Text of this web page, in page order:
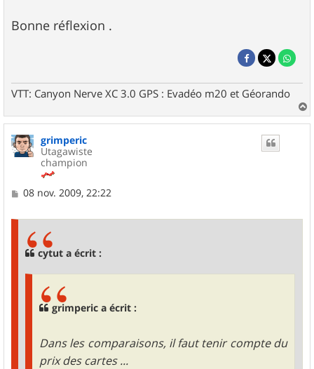
Bonne réflexion .
VTT: Canyon Nerve XC 3.0 GPS : Evadéo m20 et Géorando
a
u
grimperic
Utagawiste
champion
M
08 nov. 2009, 22:22
cytut a écrit :
grimperic a écrit :
Dans les comparaisons, il faut tenir compte du
prix des cartes ...